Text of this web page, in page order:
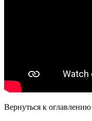
Вернуться к оглавлению